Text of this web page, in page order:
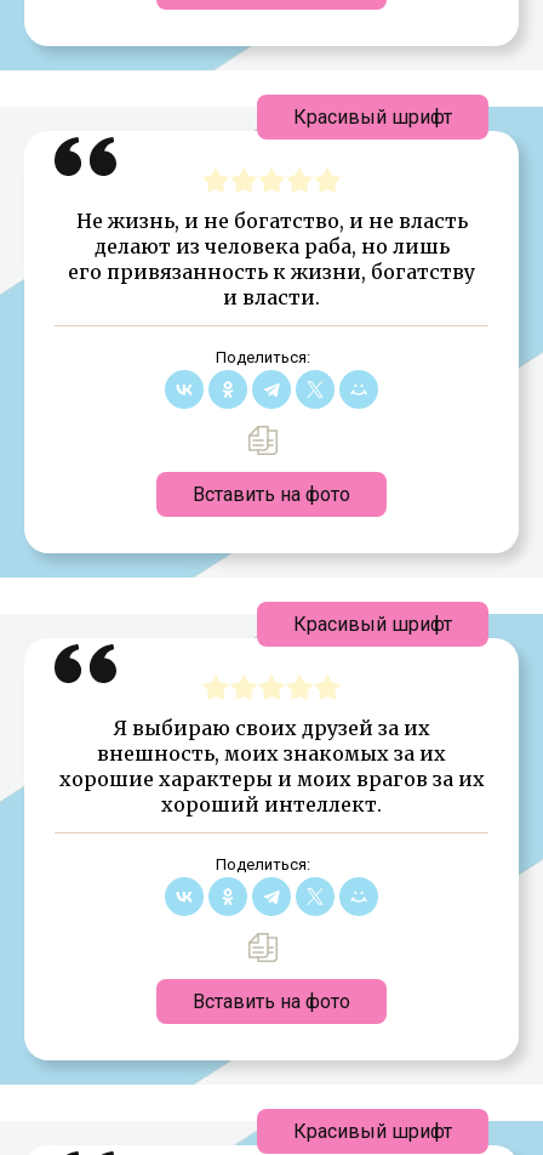
Не жизнь, и не богатство, и не власть
делают из человека раба, но лишь
его привязанность к жизни, богатству
и власти.
Поделиться:
Вставить на фото
Красивый шрифт
Я выбираю своих друзей за их
внешность, моих знакомых за их
хорошие характеры и моих врагов за их
хороший интеллект.
Поделиться:
Вставить на фото
Красивый шрифт
Красивый шрифт